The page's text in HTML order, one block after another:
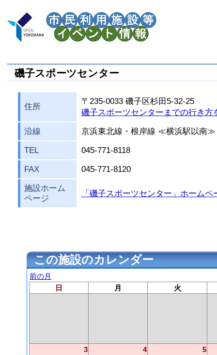
磯子スポーツセンター
住所
〒235-0033 磯子区杉田5-32-25
磯子スポーツセンターまでの行き方
沿線 京浜東北線・根岸線 ≪横浜駅以南≫
TEL 045-771-8118
FAX 045-771-8120
施設ホーム
ページ
「磯子スポーツセンター」ホームペ
この施設のカレンダー
前の月
日
月 火
3
4
5